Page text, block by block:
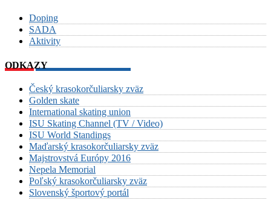
Doping
SADA
Aktivity
ODKAZY
Český krasokorčuliarsky zväz
Golden skate
International skating union
ISU Skating Channel (TV / Video)
ISU World Standings
Maďarský krasokorčuliarsky zväz
Majstrovstvá Európy 2016
Nepela Memorial
Poľský krasokorčuliarsky zväz
Slovenský športový portál